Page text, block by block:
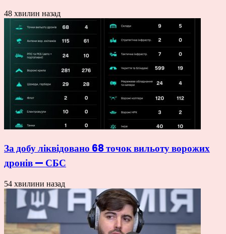
48 хвилин назад
За добу ліквідовано 68 точок вильоту ворожих
дронів — СБС
54 хвилини назад